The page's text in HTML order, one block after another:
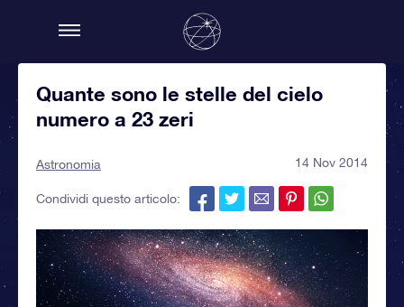
Quante sono le stelle del cielo
numero a 23 zeri
Astronomia 14 Nov 2014
Condividi questo articolo: